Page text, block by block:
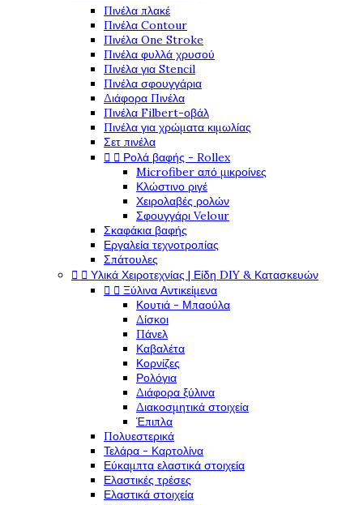
Πινέλα πλακέ
Πινέλα Contour
Πινέλα One Stroke
Πινέλα φυλλά χρυσού
Πινέλα για Stencil
Πινέλα σφουγγάρια
Διάφορα Πινέλα
Πινέλα Filbert-οβάλ
Πινέλα για χρώματα κιμωλίας
Σετ πινέλα
  Ρολά βαφής - Rollex
Microfiber από μικροίνες
Κλώστινο ριγέ
Χειρολαβές ρολών
Σφουγγάρι Velour
Σκαφάκια βαφής
Εργαλεία τεχνοτροπίας
Σπάτουλες
  Υλικά Χειροτεχνίας | Είδη DIY & Κατασκευών
  Ξύλινα Αντικείμενα
Κουτιά - Μπαούλα
Δίσκοι
Πάνελ
Καβαλέτα
Κορνίζες
Ρολόγια
Διάφορα ξύλινα
Διακοσμητικά στοιχεία
Έπιπλα
Πολυεστερικά
Τελάρα - Καρτολίνα
Εύκαμπτα ελαστικά στοιχεία
Ελαστικές τρέσες
Ελαστικά στοιχεία